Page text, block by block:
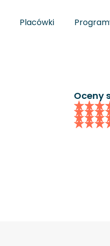
Placówki
Oceny